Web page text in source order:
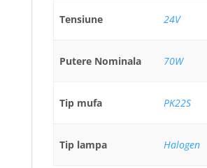
Tensiune 24V
Putere Nominala 70W
Tip mufa PK22S
Tip lampa Halogen